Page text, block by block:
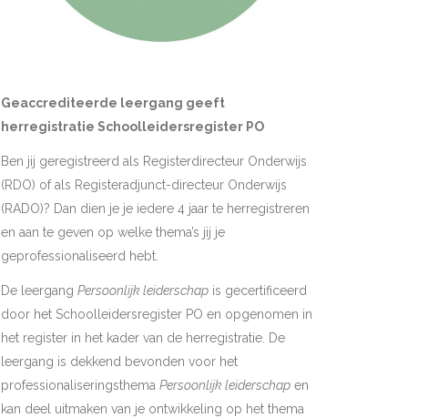
Geaccrediteerde leergang geeft
herregistratie Schoolleidersregister PO
Ben jij geregistreerd als Registerdirecteur Onderwijs
(RDO) of als Registeradjunct-directeur Onderwijs
(RADO)? Dan dien je je iedere 4 jaar te herregistreren
en aan te geven op welke thema’s jij je
geprofessionaliseerd hebt.
De leergangPersoonlijk leiderschap is gecertificeerd
door het Schoolleidersregister PO en opgenomen in
het register in het kader van de herregistratie. De
leergang is dekkend bevonden voor het
professionaliseringsthemaPersoonlijk leiderschap en
kan deel uitmaken van je ontwikkeling op het thema